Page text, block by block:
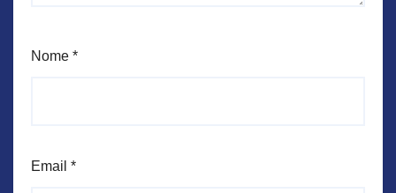
Nome *
Email *